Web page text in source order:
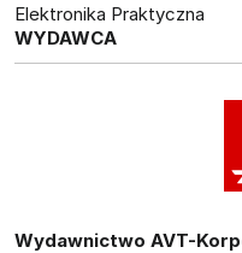
Elektronika Praktyczna
WYDAWCA
Wydawnictwo AVT-